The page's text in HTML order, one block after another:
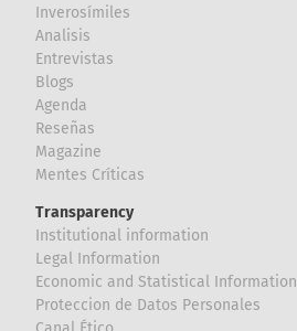
Inverosímiles
Analisis
Entrevistas
Blogs
Agenda
Reseñas
Magazine
Mentes Críticas
Transparency
Institutional information
Legal Information
Economic and Statistical Information
Proteccion de Datos Personales